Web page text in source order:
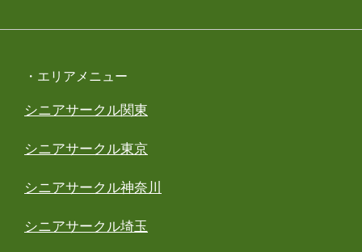
・エリアメニュー
シニアサークル関東
シニアサークル東京
シニアサークル神奈川
シニアサークル埼玉